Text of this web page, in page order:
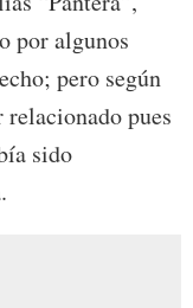
por algunos
pero según
relacionado pues
sido